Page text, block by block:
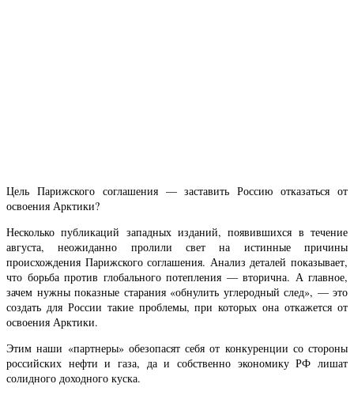
Цель Парижского соглашения — заставить Россию отказаться от
освоения Арктики?
Несколько публикаций западных изданий, появившихся в течение
августа, неожиданно пролили свет на истинные причины
происхождения Парижского соглашения. Анализ деталей показывает,
что борьба против глобального потепления — вторична. А главное,
зачем нужны показные старания «обнулить углеродный след», — это
создать для России такие проблемы, при которых она откажется от
освоения Арктики.
Этим наши «партнеры» обезопасят себя от конкуренции со стороны
российских нефти и газа, да и собственно экономику РФ лишат
солидного доходного куска.